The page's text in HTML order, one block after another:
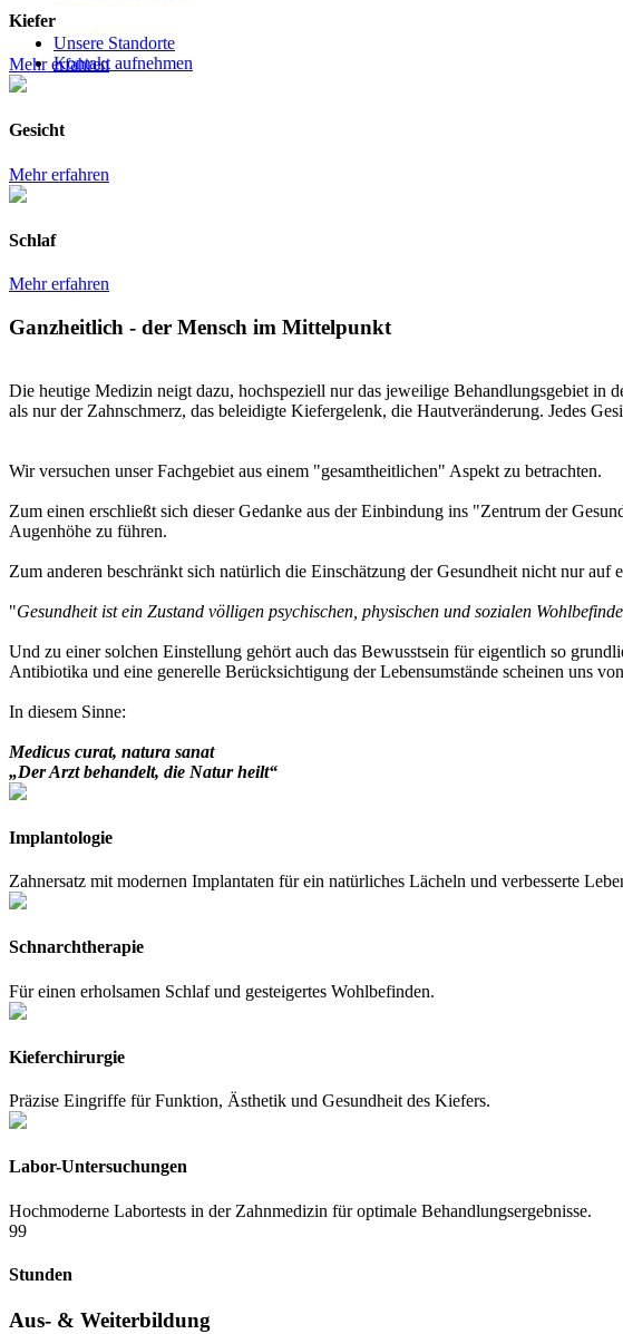
Unsere Standorte
Kontakt aufnehmen
Kiefer
Mehr erfahren
Gesicht
Mehr erfahren
Schlaf
Mehr erfahren
Ganzheitlich - der Mensch im Mittelpunkt
Die heutige Medizin neigt dazu, hochspeziell nur das jeweilige Behandlungsgebiet in
als nur der Zahnschmerz, das beleidigte Kiefergelenk, die Hautveränderung. Jedes
Wir versuchen unser Fachgebiet aus einem "gesamtheitlichen" Aspekt zu betrachten.
Zum einen erschließt sich dieser Gedanke aus der Einbindung ins "Zentrum der
Augenhöhe zu führen.
Zum anderen beschränkt sich natürlich die Einschätzung der Gesundheit nicht nur auf
"Gesundheit ist ein Zustand völligen psychischen, physischen und sozialen
Und zu einer solchen Einstellung gehört auch das Bewusstsein für eigentlich so
Antibiotika und eine generelle Berücksichtigung der Lebensumstände scheinen uns
In diesem Sinne:
Medicus curat, natura sanat
„Der Arzt behandelt, die Natur heilt“
Implantologie
Zahnersatz mit modernen Implantaten für ein natürliches Lächeln und verbesserte
Schnarchtherapie
Für einen erholsamen Schlaf und gesteigertes Wohlbefinden.
Kieferchirurgie
Präzise Eingriffe für Funktion, Ästhetik und Gesundheit des Kiefers.
Labor-Untersuchungen
Hochmoderne Labortests in der Zahnmedizin für optimale Behandlungsergebnisse.
123
Stunden
Aus- & Weiterbildung